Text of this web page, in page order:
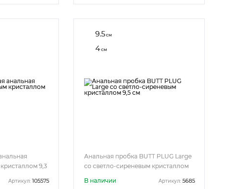
9,3
Артикул: 105575
9.5см
4см
Анальная пробка BUTT PLUG Large
со светло-сиреневым кристаллом
В наличии Артикул: 5685